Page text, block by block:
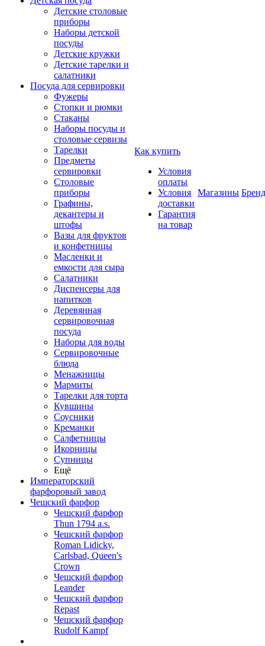
Детские столовые
приборы
Наборы детской
посуды
Детские кружки
Детские тарелки и
салатники
Посуда для сервировки
Фужеры
Стопки и рюмки
Стаканы
Наборы посуды и
столовые сервизы
Тарелки
Предметы
сервировки
Столовые
приборы
Графины,
декантеры и
штофы
Вазы для фруктов
и конфетницы
Масленки и
емкости для сыра
Салатники
Диспенсеры для
напитков
Деревянная
сервировочная
посуда
Наборы для воды
Сервировочные
блюда
Менажницы
Мармиты
Тарелки для торта
Кувшины
Соусники
Креманки
Салфетницы
Икорницы
Супницы
Ещё
Императорский
фарфоровый завод
Чешский фарфор
Чешский фарфор
Thun 1794 a.s.
Чешский фарфор
Roman Lidicky,
Carlsbad, Queen's
Crown
Чешский фарфор
Leander
Чешский фарфор
Repast
Чешский фарфор
Rudolf Kampf
Как купить
Условия
оплаты
Условия
доставки
Гарантия
на товар
Магазины